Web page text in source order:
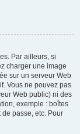
Par ailleurs, si
charger une image
sur un serveur Web
Vous ne pouvez pas
Web public) ni des
exemple : boîtes
passe, etc. Pour